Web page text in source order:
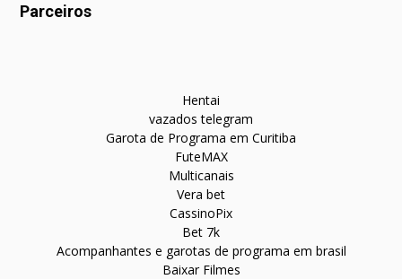
Parceiros
Hentai
vazados telegram
Garota de Programa em Curitiba
FuteMAX
Multicanais
Vera bet
CassinoPix
Bet 7k
Acompanhantes e garotas de programa em brasil
Baixar Filmes